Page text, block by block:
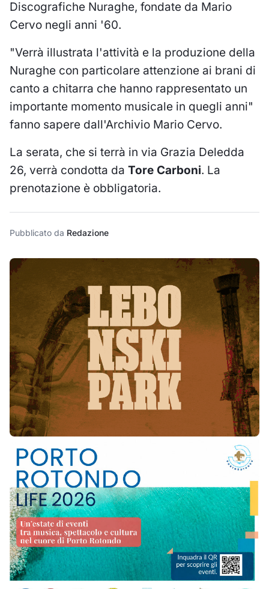
Discografiche Nuraghe, fondate da Mario
Cervo negli anni '60.
"Verrà illustrata l'attività e la produzione della
Nuraghe con particolare attenzione ai brani di
canto a chitarra che hanno rappresentato un
importante momento musicale in quegli anni"
fanno sapere dall'Archivio Mario Cervo.
La serata, che si terrà in via Grazia Deledda
26, verrà condotta da Tore Carboni. La
prenotazione è obbligatoria.
Pubblicato da Redazione